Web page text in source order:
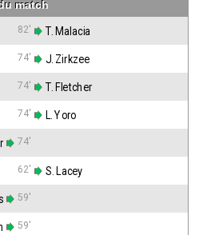
match
82' T. Malacia
74' J. Zirkzee
74' T. Fletcher
74' L. Yoro
74'
62' S. Lacey
59'
59'